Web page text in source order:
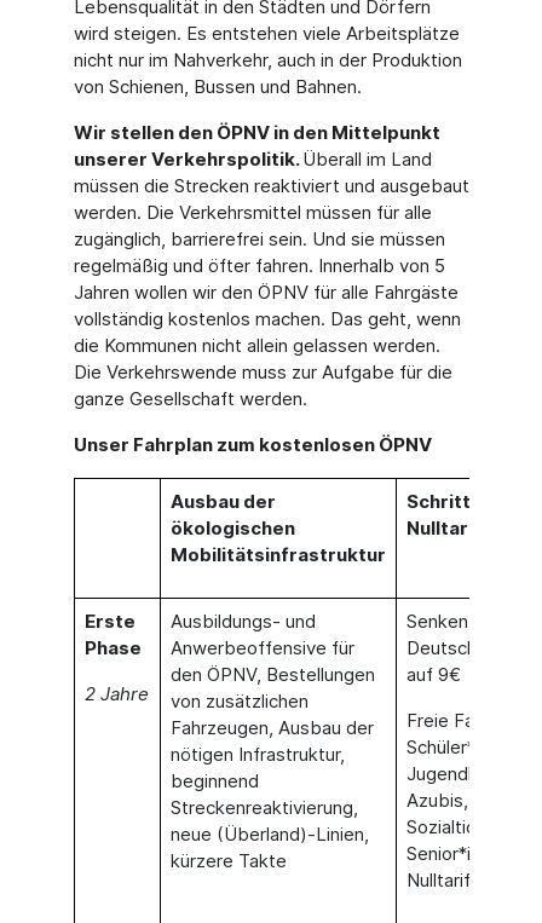
Lebensqualität in den Städten und Dörfern
wird steigen. Es entstehen viele Arbeitsplätze
nicht nur im Nahverkehr, auch in der Produktion
von Schienen, Bussen und Bahnen.
Wir stellen den ÖPNV in den Mittelpunkt
unserer Verkehrspolitik.Überall im Land
müssen die Strecken reaktiviert und ausgebaut
werden. Die Verkehrsmittel müssen für alle
zugänglich, barrierefrei sein. Und sie müssen
regelmäßig und öfter fahren. Innerhalb von 5
Jahren wollen wir den ÖPNV für alle Fahrgäste
vollständig kostenlos machen. Das geht, wenn
die Kommunen nicht allein gelassen werden.
Die Verkehrswende muss zur Aufgabe für die
ganze Gesellschaft werden.
Unser Fahrplan zum kostenlosen ÖPNV
Ausbau der
ökologischen
Mobilitätsinfrastruktur
Schritte zum
Nulltarif
Erste
Phase
2 Jahre
Ausbildungs- und
Anwerbeoffensive für
den ÖPNV, Bestellungen
von zusätzlichen
Fahrzeugen, Ausbau der
nötigen Infrastruktur,
beginnend
Streckenreaktivierung,
neue (Überland)-Linien,
kürzere Takte
Senken des
auf 9€
Freie Fahrt für
Schüler*innen,
Jugendliche &
Azubis,
Sozialticket,
Senior*innen
Nulltarif